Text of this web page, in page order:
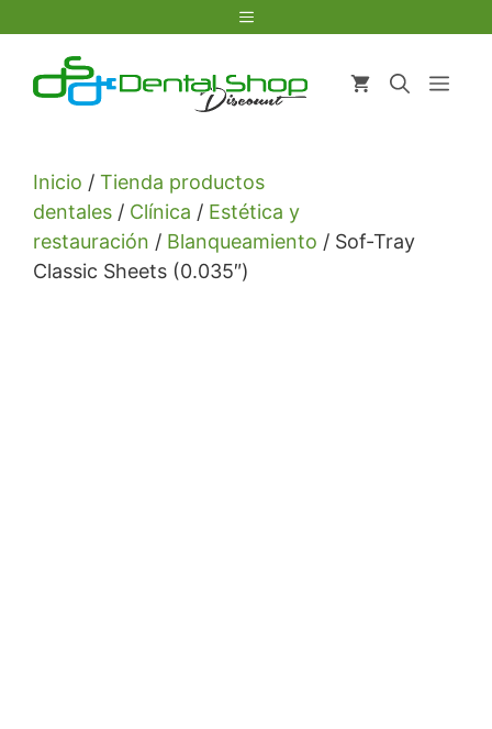
contenido
Menú
Inicio / Tienda productos
dentales / Clínica / Estética y
restauración / Blanqueamiento / Sof-Tray
Classic Sheets (0.035″)